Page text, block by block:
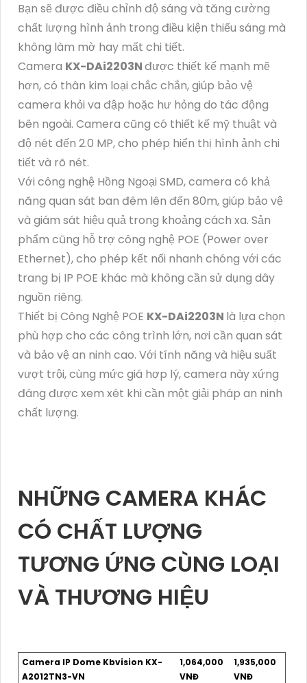
Bạn sẽ được điều chỉnh độ sáng và tăng cường
chất lượng hình ảnh trong điều kiện thiếu sáng mà
không làm mờ hay mất chi tiết.
Camera KX-DAi2203Nđược thiết kế mạnh mẽ
hơn, có thân kim loại chắc chắn, giúp bảo vệ
camera khỏi va đập hoặc hư hỏng do tác động
bên ngoài. Camera cũng có thiết kế mỹ thuật và
độ nét đến 2.0 MP, cho phép hiển thị hình ảnh chi
tiết và rõ nét.
Với công nghệ Hồng Ngoại SMD, camera có khả
năng quan sát ban đêm lên đến 80m, giúp bảo vệ
và giám sát hiệu quả trong khoảng cách xa. Sản
phẩm cũng hỗ trợ công nghệ POE (Power over
Ethernet), cho phép kết nối nhanh chóng với các
trang bị IP POE khác mà không cần sử dụng dây
nguồn riêng.
Thiết bị Công Nghệ POE KX-DAi2203N là lựa chọn
phù hợp cho các công trình lớn, nơi cần quan sát
và bảo vệ an ninh cao. Với tính năng và hiệu suất
vượt trội, cùng mức giá hợp lý, camera này xứng
đáng được xem xét khi cần một giải pháp an ninh
chất lượng.
NHỮNG CAMERA KHÁC
CÓ CHẤT LƯỢNG
TƯƠNG ỨNG CÙNG LOẠI
VÀ THƯƠNG HIỆU
Camera IP Dome Kbvision KX-
A2012TN3-VN
1,064,000
VNĐ
1,935,000
VNĐ